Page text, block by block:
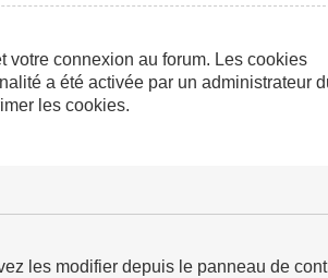
votre connexion au forum. Les cookies
a été activée par un administrateur
les cookies.
les modifier depuis le panneau de